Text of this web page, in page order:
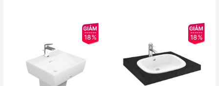
18% 18%